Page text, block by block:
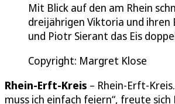
Mit Blick auf den am Rhein
dreijährigen Viktoria und ihren
und Piotr Sierant das Eis
Copyright: Margret Klose
Rhein-Erft-Kreis – Rhein-Erft-
muss ich einfach feiern“, freute